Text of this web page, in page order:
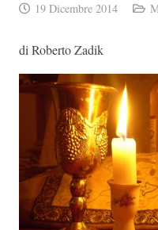
19 Dicembre 2014
di Roberto Zadik